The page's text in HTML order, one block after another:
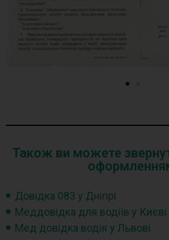
Також ви можете
Довідка 083 у Дніпрі
Меддовідка для водіїв у Києві
Мед довідка водія у Львові